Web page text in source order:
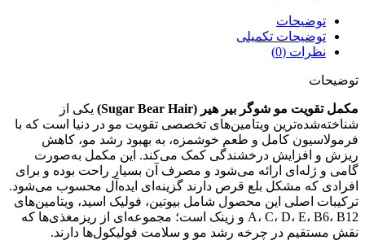
توضیحات
توضیحات تکمیلی
نظرات (0)
توضیحات
مکمل تقویت مو شوگر بیر هیر (Sugar Bear Hair)
یکی از
شناخته‌شده‌ترین ویتامین‌های تخصصی تقویت مو در دنیا است که با
فرمولاسیون کامل و طعم خوشمزه، به بهبود رشد مو، کاهش
ریزش و افزایش درخشندگی کمک می‌کند. این مکمل به‌صورت
گامی و ژله‌ای ارائه می‌شود و مصرف آن بسیار راحت بوده و برای
افرادی که مشکل بلع قرص دارند گزینه‌ای ایده‌آل محسوب می‌شود.
ترکیبات اصلی این محصول شامل بیوتین، فولیک اسید، ویتامین‌های
A، C، D، E، B6، B12 و زینک است؛ مجموعه‌ای از ریزمغذی‌ها که
نقش مستقیم در چرخه رشد مو و سلامت فولیکول‌ها دارند.